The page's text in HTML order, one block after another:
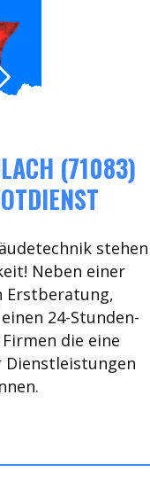
(71083)
stehen
Neben einer
Erstberatung,
24-Stunden-
die eine